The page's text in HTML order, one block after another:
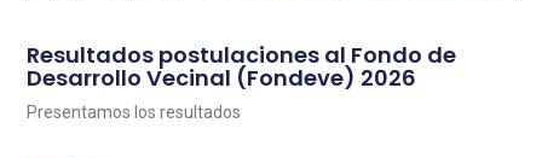
Resultados postulaciones al Fondo de
Desarrollo Vecinal (Fondeve) 2026
Presentamos los resultados